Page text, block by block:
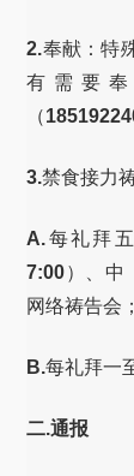
2.奉献：特
有需要
（
3.禁食接力
A.每礼拜
7:00）、中
网络祷告会；
B.每礼拜一
二.通报